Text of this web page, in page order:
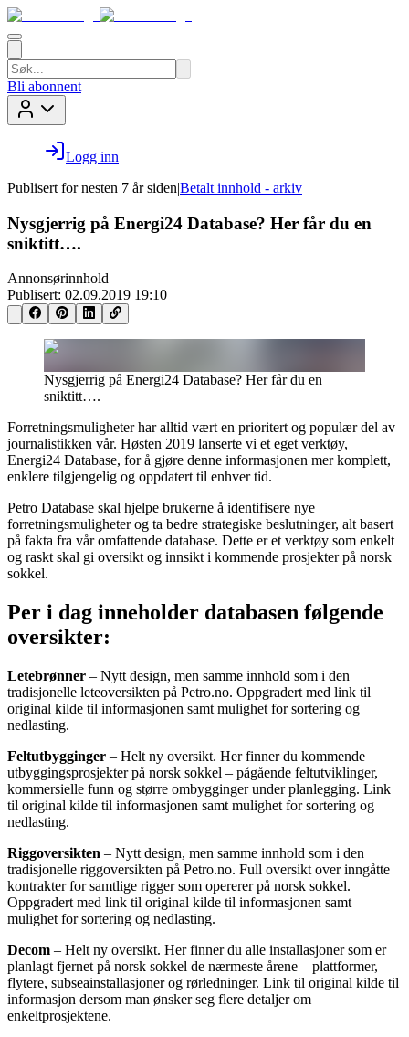
Bli abonnent
Logg inn
Publisert for nesten 7 år siden|Betalt innhold - arkiv
Nysgjerrig på Energi24 Database? Her får du en
sniktitt….
Annonsørinnhold
Publisert: 02.09.2019 19:10
Nysgjerrig på Energi24 Database? Her får du en
sniktitt….
Forretningsmuligheter har alltid vært en prioritert og populær del av
journalistikken vår. Høsten 2019 lanserte vi et eget verktøy,
Energi24 Database, for å gjøre denne informasjonen mer komplett,
enklere tilgjengelig og oppdatert til enhver tid.
Petro Database skal hjelpe brukerne å identifisere nye
forretningsmuligheter og ta bedre strategiske beslutninger, alt basert
på fakta fra vår omfattende database. Dette er et verktøy som enkelt
og raskt skal gi oversikt og innsikt i kommende prosjekter på norsk
sokkel.
Per i dag inneholder databasen følgende
oversikter:
Letebrønner – Nytt design, men samme innhold som i den
tradisjonelle leteoversikten på Petro.no. Oppgradert med link til
original kilde til informasjonen samt mulighet for sortering og
nedlasting.
Feltutbygginger – Helt ny oversikt. Her finner du kommende
utbyggingsprosjekter på norsk sokkel – pågående feltutviklinger,
kommersielle funn og større ombygginger under planlegging. Link
til original kilde til informasjonen samt mulighet for sortering og
nedlasting.
Riggoversikten – Nytt design, men samme innhold som i den
tradisjonelle riggoversikten på Petro.no. Full oversikt over inngåtte
kontrakter for samtlige rigger som opererer på norsk sokkel.
Oppgradert med link til original kilde til informasjonen samt
mulighet for sortering og nedlasting.
Decom – Helt ny oversikt. Her finner du alle installasjoner som er
planlagt fjernet på norsk sokkel de nærmeste årene – plattformer,
flytere, subseainstallasjoner og rørledninger. Link til original kilde til
informasjon dersom man ønsker seg flere detaljer om
enkeltprosjektene.